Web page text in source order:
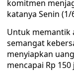
komitmen
katanya Senin (1/
​Untuk memantik
semangat
menyiapkan
mencapai Rp 150